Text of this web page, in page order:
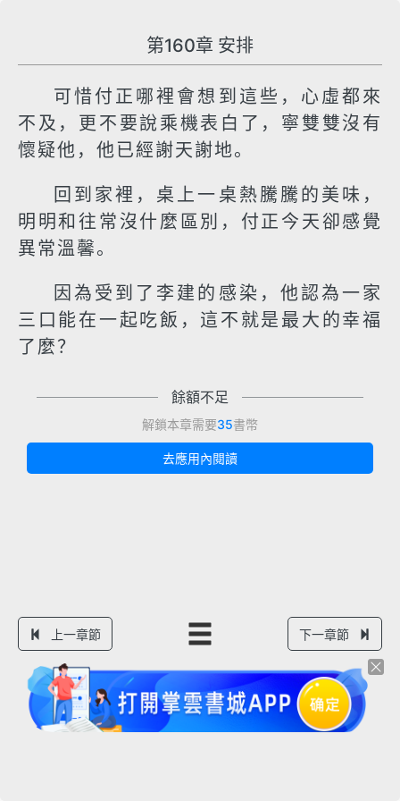
第160章 安排
可惜付正哪裡會想到這些，心虛都來
不及，更不要說乘機表白了，寧雙雙沒有
懷疑他，他已經謝天謝地。
回到家裡，桌上一桌熱騰騰的美味，
明明和往常沒什麼區別，付正今天卻感覺
異常溫馨。
因為受到了李建的感染，他認為一家
三口能在一起吃飯，這不就是最大的幸福
了麼？
餘額不足
解鎖本章需要35書幣
去應用內閱讀
上一章節 下一章節